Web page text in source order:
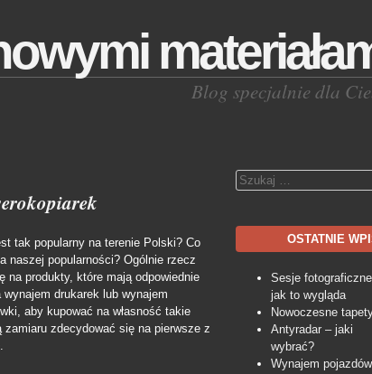
Blog specjalnie dla
tak popularny na terenie Polski? Co
naszej popularności? Ogólnie rzecz
produkty, które mają odpowiednie
drukarek lub wynajem
aby kupować na własność takie
zdecydować się na pierwsze z
Szukaj
OSTATNIE
Sesje
jak to wygląda
Nowoczesne
Antyradar – jaki
wybrać?
Wynajem pojazdów